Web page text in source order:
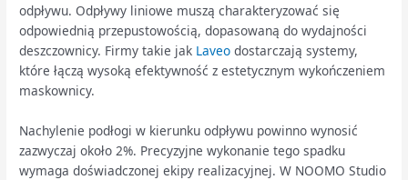
odpływu. Odpływy liniowe muszą charakteryzować się
odpowiednią przepustowością, dopasowaną do wydajności
deszczownicy. Firmy takie jak Laveo dostarczają systemy,
które łączą wysoką efektywność z estetycznym wykończeniem
maskownicy.
Nachylenie podłogi w kierunku odpływu powinno wynosić
zazwyczaj około 2%. Precyzyjne wykonanie tego spadku
wymaga doświadczonej ekipy realizacyjnej. W NOOMO Studio